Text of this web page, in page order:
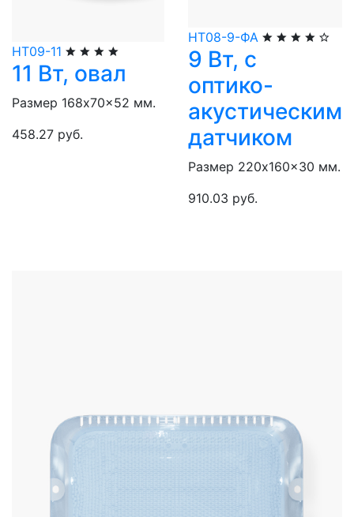
НТ09-11
11 Вт, овал
Размер 168x70x52 мм.
458.27 руб.
НТ08-9-ФА
9 Вт, с
оптико-
акустическим
датчиком
Размер 220x160x30 мм.
910.03 руб.